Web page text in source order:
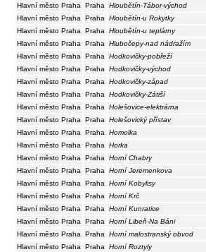
Hlavní město Praha
Praha Hloubětín-Tábor-východ
Hlavní město Praha
Praha Hloubětín-u Rokytky
Hlavní město Praha
Praha Hloubětín-u teplárny
Hlavní město Praha
Praha Hlubočepy-nad nádražím
Hlavní město Praha
Praha Hodkovičky-pobřeží
Hlavní město Praha
Praha Hodkovičky-východ
Hlavní město Praha
Praha Hodkovičky-západ
Hlavní město Praha
Praha Hodkovičky-Zátiší
Hlavní město Praha
Praha Holešovice-elektrárna
Hlavní město Praha
Praha Holešovický přístav
Hlavní město Praha
Praha Homolka
Hlavní město Praha
Praha Horka
Hlavní město Praha
Praha Horní Chabry
Hlavní město Praha
Praha Horní Jeremenkova
Hlavní město Praha
Praha Horní Kobylisy
Hlavní město Praha
Praha Horní Krč
Hlavní město Praha
Praha Horní Kunratice
Hlavní město Praha
Praha Horní Libeň-Na Báni
Hlavní město Praha
Praha Horní malostranský obvod
Hlavní město Praha
Praha Horní Roztyly